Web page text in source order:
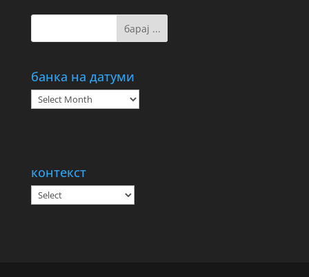
банка на датуми
банка
на
контекст